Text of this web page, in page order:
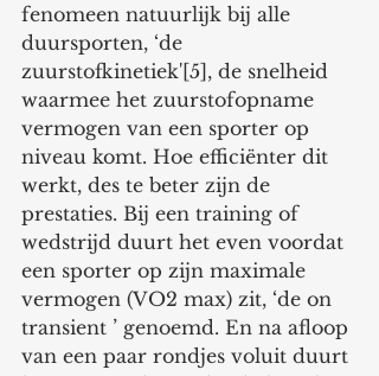
fenomeen natuurlijk bij alle
duursporten, ‘de
zuurstofkinetiek'[5], de snelheid
waarmee het zuurstofopname
vermogen van een sporter op
niveau komt. Hoe efficiënter dit
werkt, des te beter zijn de
prestaties. Bij een training of
wedstrijd duurt het even voordat
een sporter op zijn maximale
vermogen (VO2 max) zit, ‘de on
transient ’ genoemd. En na afloop
van een paar rondjes voluit duurt